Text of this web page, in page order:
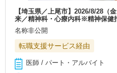
【埼玉県／上尾市】2026/8/28（
来／精神科・心療内科※精神保健
名称非公開
転職支援サービス経由
医師 / パート・アルバイト